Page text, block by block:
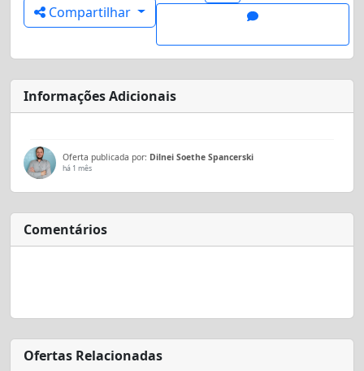
Compartilhar
Informações Adicionais
Oferta publicada por: Dilnei Soethe Spancerski
há 1 mês
Comentários
Ofertas Relacionadas